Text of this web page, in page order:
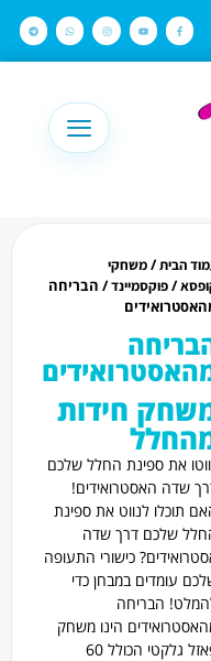
הבית/משחקי
/פוקסמיינד/ הבריחה
חידות
את ספינת החלל שלכם
שדה האסטרואידים!
תוכלו לנווט את ספינת
שלכם דרך שדה
כישורי התעופה
עומדים במבחן כדי
הבריחה
הינו משחק
פאזל גלקטי הכולל 60